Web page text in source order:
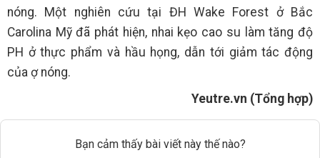
nóng. Một nghiên cứu tại ĐH Wake Forest ở Bắc
Carolina Mỹ đã phát hiện, nhai kẹo cao su làm tăng độ
PH ở thực phẩm và hầu họng, dẫn tới giảm tác động
của ợ nóng.
Yeutre.vn (Tổng hợp)
Bạn cảm thấy bài viết này thế nào?